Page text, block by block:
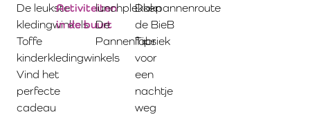
De leukste
kledingwinkels
Toffe
kinderkledingwinkels
Vind het
perfecte
cadeau
Activiteiten
in de buurt
lunchplekken
De
Pannenfabriek
Dakpannenroute
de BieB
Tips
voor
een
nachtje
weg